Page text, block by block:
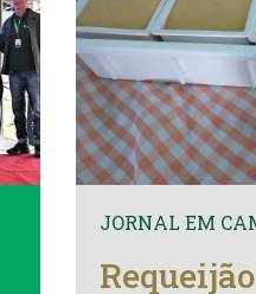
JORNAL EM